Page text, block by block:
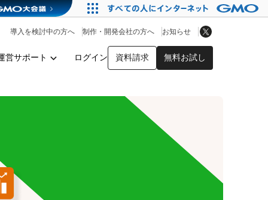
営サポート ログイン 資料請求 無料お試し
導入を検討中の方へ 制作・開発会社の方へ お知らせ
アプリストア